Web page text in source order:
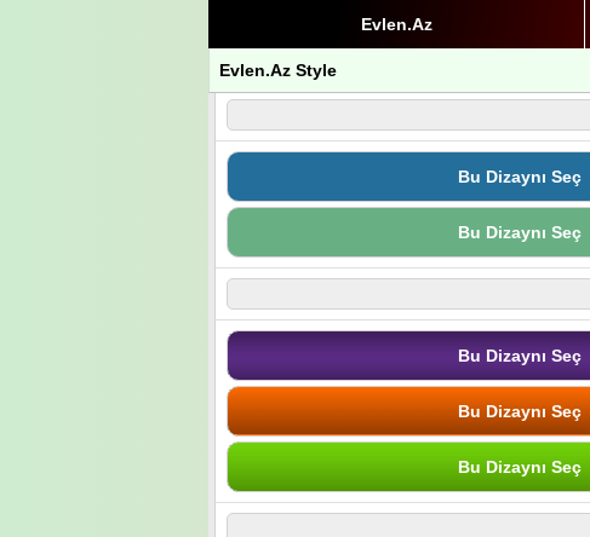
Evlen.Az
Evlen.Az Style
Bu Dizaynı Seç
Bu Dizaynı Seç
Bu Dizaynı Seç
Bu Dizaynı Seç
Bu Dizaynı Seç